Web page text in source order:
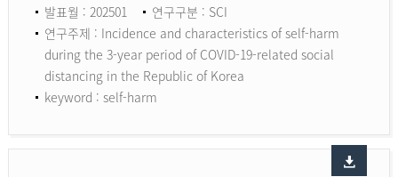
발표월 : 202501
연구구분 : SCI
연구주제 : Incidence and characteristics of self-harm
during the 3-year period of COVID-19-related social
distancing in the Republic of Korea
keyword : self-harm